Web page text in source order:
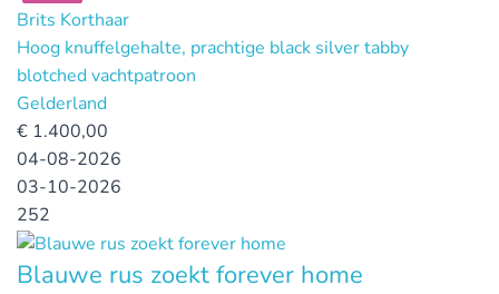
Brits Korthaar
Hoog knuffelgehalte, prachtige black silver tabby
blotched vachtpatroon
Gelderland
€ 1.400,00
04-08-2026
03-10-2026
252
Blauwe rus zoekt forever home